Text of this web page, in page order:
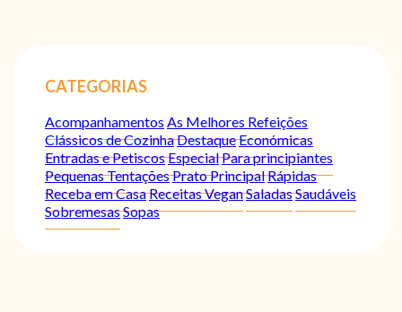
CATEGORIAS
Acompanhamentos As Melhores Refeições
Clássicos de CozinhaDestaqueEconómicas
Entradas e PetiscosEspecialPara principiantes
Pequenas TentaçõesPrato PrincipalRápidas
Receba em CasaReceitas VeganSaladasSaudáveis
SobremesasSopas